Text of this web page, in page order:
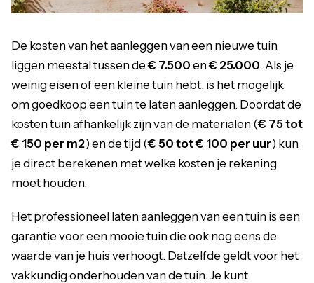
De kosten van het aanleggen van een nieuwe tuin
liggen meestal tussen de€ 7.500 en€ 25.000. Als je
weinig eisen of een kleine tuin hebt, is het mogelijk
om goedkoop een tuin te laten aanleggen. Doordat de
kosten tuin afhankelijk zijn van de materialen (€ 75 tot
€ 150 per m2) en de tijd (€ 50 tot € 100 per uur) kun
je direct berekenen met welke kosten je rekening
moet houden.
Het professioneel laten aanleggen van een tuin is een
garantie voor een mooie tuin die ook nog eens de
waarde van je huis verhoogt. Datzelfde geldt voor het
vakkundig onderhouden van de tuin. Je kunt